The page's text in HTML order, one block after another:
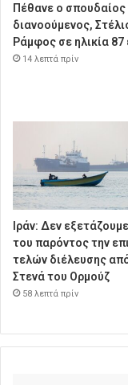
Πέθανε ο σπουδαίος
διανοούμενος,
Ράμφος σε ηλικία
14 λεπτά πρίν
Ιράν: Δεν
του παρόντος την
τελών διέλευσης
Στενά του Ορμούζ
58 λεπτά πρίν